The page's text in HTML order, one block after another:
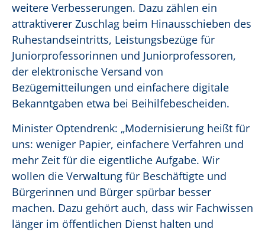
weitere Verbesserungen. Dazu zählen ein
attraktiverer Zuschlag beim Hinausschieben des
Ruhestandseintritts, Leistungsbezüge für
Juniorprofessorinnen und Juniorprofessoren,
der elektronische Versand von
Bezügemitteilungen und einfachere digitale
Bekanntgaben etwa bei Beihilfebescheiden.
Minister Optendrenk: „Modernisierung heißt für
uns: weniger Papier, einfachere Verfahren und
mehr Zeit für die eigentliche Aufgabe. Wir
wollen die Verwaltung für Beschäftigte und
Bürgerinnen und Bürger spürbar besser
machen. Dazu gehört auch, dass wir Fachwissen
länger im öffentlichen Dienst halten und